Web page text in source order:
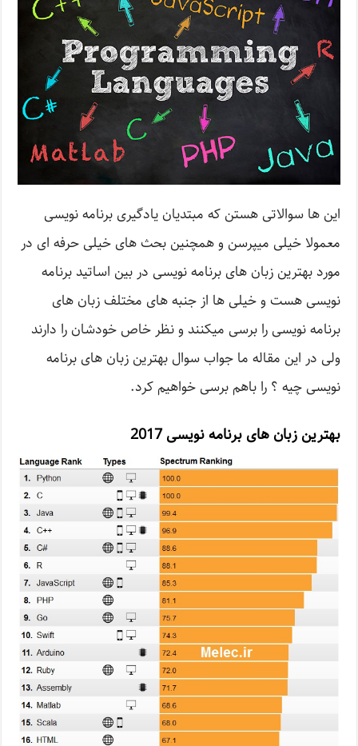
این ها سوالاتی هستن که مبتدیان یادگیری برنامه نویسی
معمولا خیلی میپرسن و همچنین بحث های خیلی حرفه ای در
مورد بهترین زبان های برنامه نویسی در بین اساتید برنامه
نویسی هست و خیلی ها از جنبه های مختلف زبان های
برنامه نویسی را برسی میکنند و نظر خاص خودشان را دارند
ولی در این مقاله ما جواب سوال بهترین زبان های برنامه
نویسی چیه ؟ را باهم برسی خواهیم کرد.
بهترین زبان های برنامه نویسی 2017